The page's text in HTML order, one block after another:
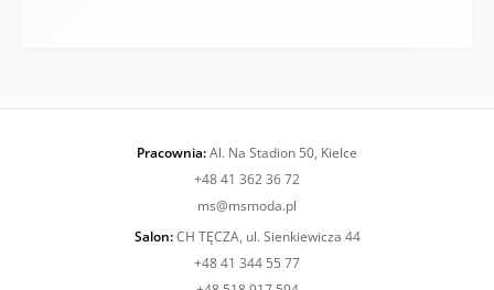
Pracownia:Al. Na Stadion 50, Kielce
+48 41 362 36 72
ms@msmoda.pl
Salon:CH TĘCZA, ul. Sienkiewicza 44
+48 41 344 55 77